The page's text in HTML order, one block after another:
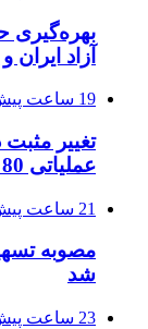
بهره‌گیری
آزاد ایران
19 ساعت پیش
تغییر
عملیاتی 80 درصد رشد کرد
21 ساعت پیش
مصوبه
شد
23 ساعت پیش